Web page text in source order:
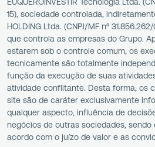
15), sociedade controlada,
HOLDING Ltda. (CNPJ/MF nº
que controla as empresas do Grupo.
estarem sob o controle comum, os
tecnicamente são totalmente
função da execução de suas
atividade conflitante. Desta forma, os
site são de caráter exclusivamente
qualquer aspecto, influência de
negócios de outras sociedades, sendo
acordo com o juízo de valor e as